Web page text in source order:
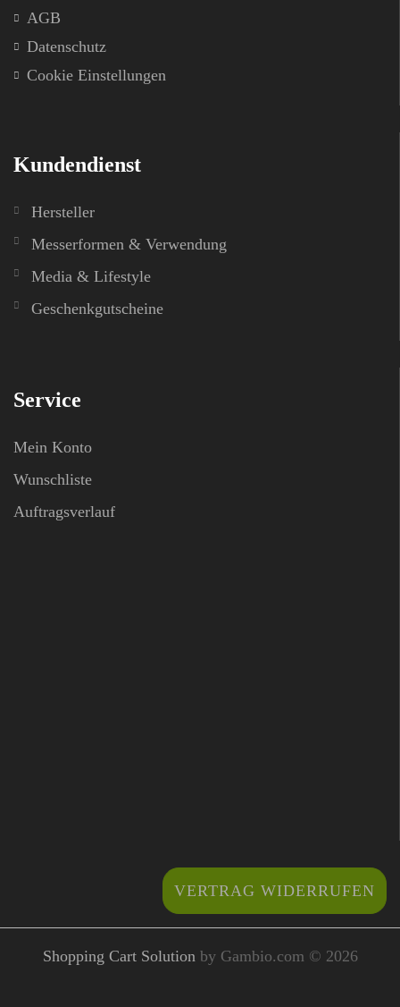
AGB
Datenschutz
Cookie Einstellungen
Kundendienst
Hersteller
Messerformen & Verwendung
Media & Lifestyle
Geschenkgutscheine
Service
Mein Konto
Wunschliste
Auftragsverlauf
VERTRAG WIDERRUFEN
Shopping Cart Solutionby Gambio.com © 2026